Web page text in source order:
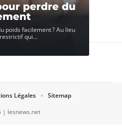
perdre du
poids facilement ? Au lieu
qui…
| lesnews.net
Légales Sitemap